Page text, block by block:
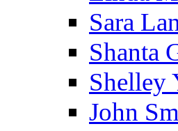
Sara
Shanta
Shelley
John